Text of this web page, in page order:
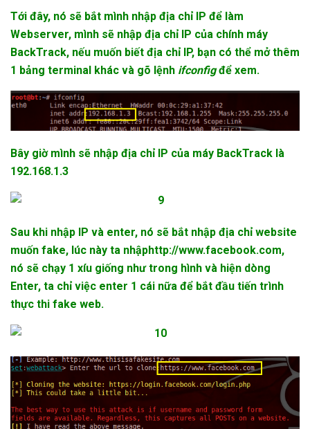
Tới đây, nó sẽ bắt mình nhập địa chỉ IP để làm
Webserver, mình sẽ nhập địa chỉ IP của chính máy
BackTrack, nếu muốn biết địa chỉ IP, bạn có thể mở thêm
1 bảng terminal khác và gõ lệnh ifconfigđể xem.
Bây giờ mình sẽ nhập địa chỉ IP của máy BackTrack là
192.168.1.3
Sau khi nhập IP và enter, nó sẽ bắt nhập địa chỉ website
muốn fake, lúc này ta nhậphttp://www.facebook.com,
nó sẽ chạy 1 xíu giống như trong hình và hiện dòng
Enter, ta chỉ việc enter 1 cái nữa để bắt đầu tiến trình
thực thi fake web.